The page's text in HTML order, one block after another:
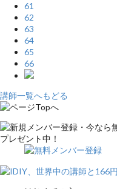
61
62
63
64
65
66
講師一覧へもどる